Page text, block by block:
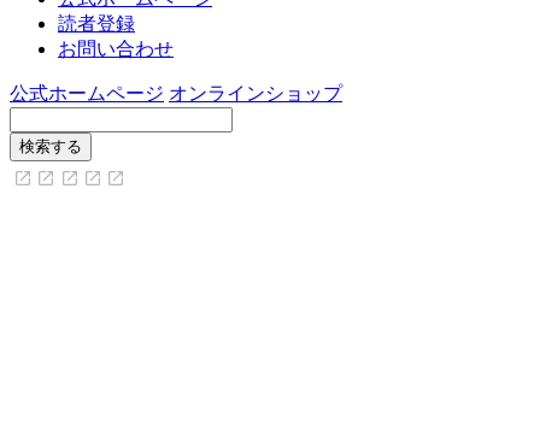
読者登録
お問い合わせ
公式ホームページ オンラインショップ